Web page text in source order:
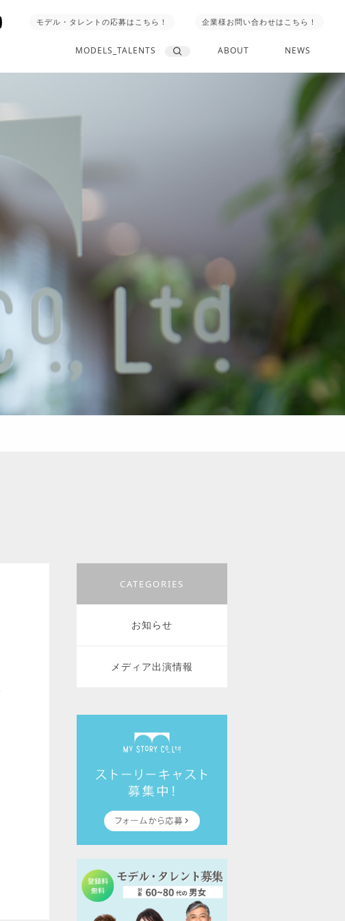
モデル・タレントの応募はこちら！ 企業様お問い合わせはこちら！
MODELS_TALENTS ABOUT NEWS
CATEGORIES
お知らせ
メディア出演情報